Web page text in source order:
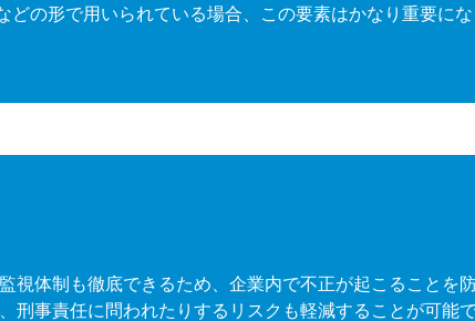
どの形で用いられている場合、この要素はかなり重要にな
体制も徹底できるため、企業内で不正が起こることを防
事責任に問われたりするリスクも軽減することが可能で